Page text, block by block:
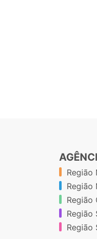
Região
Região
Região
Região
Região